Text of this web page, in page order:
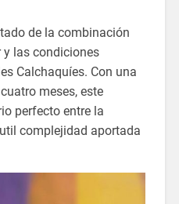
de la combinación
las condiciones
Calchaquíes. Con una
meses, este
perfecto entre la
complejidad aportada